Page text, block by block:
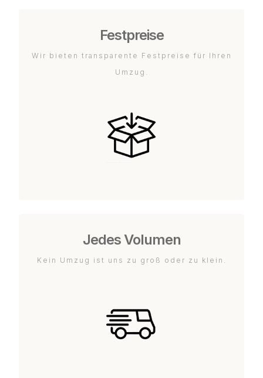
Festpreise
Wir bieten transparente Festpreise für Ihren
Umzug.
Jedes Volumen
Kein Umzug ist uns zu groß oder zu klein.